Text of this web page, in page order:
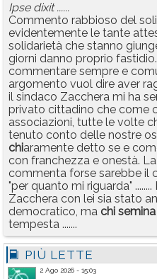
Ipse dixit ......
Commento rabbioso del
evidentemente le tante
solidarietà che stanno
giorni danno proprio
commentare sempre e
argomento vuol dire aver
il sindaco Zacchera mi ha
privato cittadino che come
associazioni, tutte le volte
tenuto conto delle nostre
chiaramente detto se e
con franchezza e onestà.
commenta forse sarebbe il
"per quanto mi riguarda"
Zacchera con lei sia stato
democratico, ma chi semina
tempesta .......
PIÙ LETTE
2 Ago 2026 - 15:03